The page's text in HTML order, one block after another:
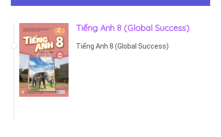
Tiếng Anh 8 (Global Success)
Tiếng Anh 8 (Global Success)